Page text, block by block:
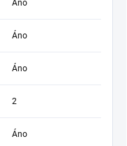
Áno
Áno
Áno
2
Áno